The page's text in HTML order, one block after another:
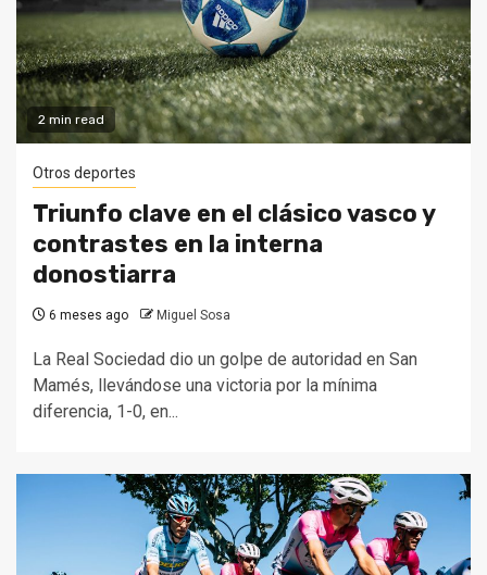
2 min read
Otros deportes
Triunfo clave en el clásico vasco y
contrastes en la interna
donostiarra
6 meses ago Miguel Sosa
La Real Sociedad dio un golpe de autoridad en San
Mamés, llevándose una victoria por la mínima
diferencia, 1-0, en...